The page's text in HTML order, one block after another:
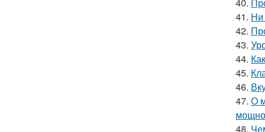
41. Ни
42.
43.
44.
45.
46.
47. О
48.